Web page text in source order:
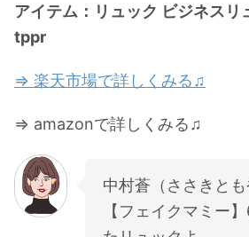
アイテム：リュック ビジネス
tppr
⇒ 楽天市場で詳しくみる♫
⇒ amazonで詳しくみる♫
中村蒼（ささきと
【フェイクマミー